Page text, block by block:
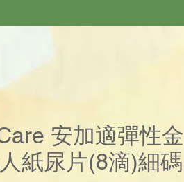
安加適彈性金
紙尿片(8滴)細碼